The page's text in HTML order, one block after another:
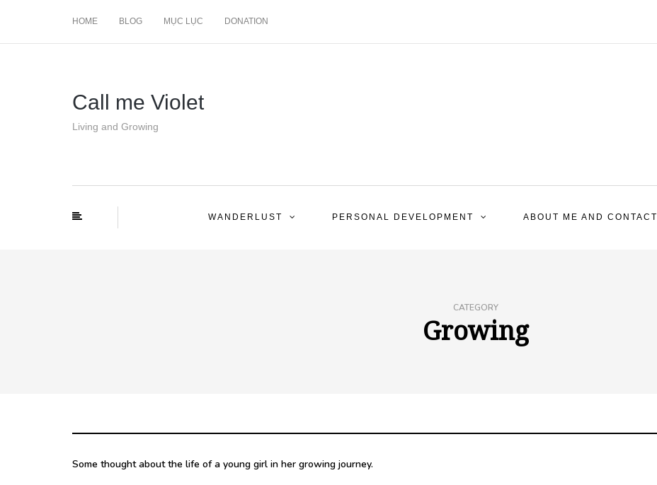
HOME BLOG MỤC LỤC DONATION
Call me Violet
Living and Growing
WANDERLUST PERSONAL DEVELOPMENT ABOUT ME AND CONTACT
CATEGORY
Growing
Some thought about the life of a young girl in her growing journey.